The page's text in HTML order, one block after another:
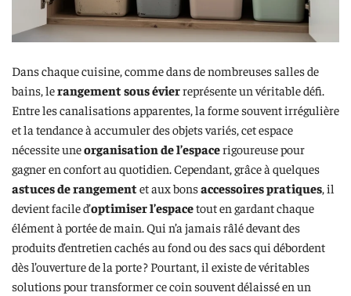
Dans chaque cuisine, comme dans de nombreuses salles de
bains, lerangement sous évierreprésente un véritable défi.
Entre les canalisations apparentes, la forme souvent irrégulière
et la tendance à accumuler des objets variés, cet espace
nécessite uneorganisation de l’espacerigoureuse pour
gagner en confort au quotidien. Cependant, grâce à quelques
astuces de rangement et aux bonsaccessoires pratiques , il
devient facile d’optimiser l’espacetout en gardant chaque
élément à portée de main. Qui n’a jamais râlé devant des
produits d’entretien cachés au fond ou des sacs qui débordent
dès l’ouverture de la porte ? Pourtant, il existe de véritables
solutions pour transformer ce coin souvent délaissé en un